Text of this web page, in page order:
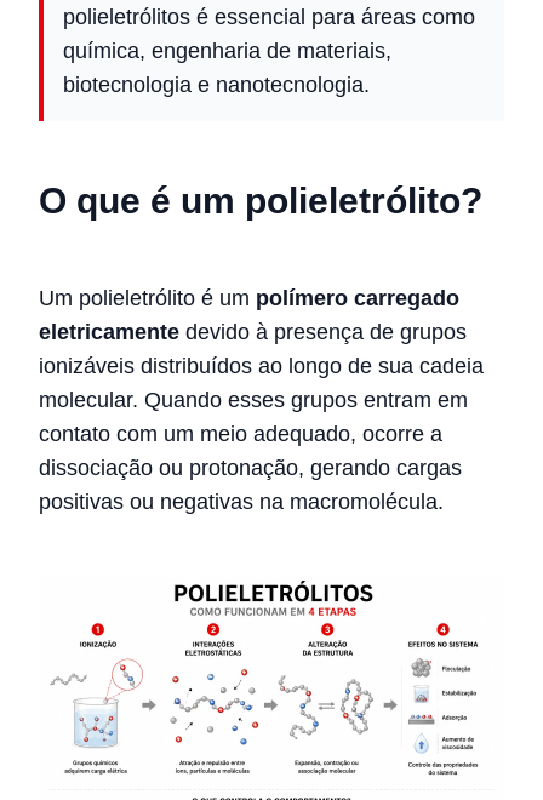
polieletrólitos é essencial para áreas como
química, engenharia de materiais,
biotecnologia e nanotecnologia.
O que é um polieletrólito?
Um polieletrólito é um polímero carregado
eletricamente devido à presença de grupos
ionizáveis distribuídos ao longo de sua cadeia
molecular. Quando esses grupos entram em
contato com um meio adequado, ocorre a
dissociação ou protonação, gerando cargas
positivas ou negativas na macromolécula.